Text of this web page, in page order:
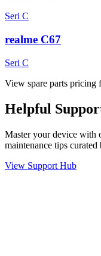
Seri C
realme C67
Seri C
View spare parts pricing
Helpful
Master your device with
maintenance tips curated
View Support Hub